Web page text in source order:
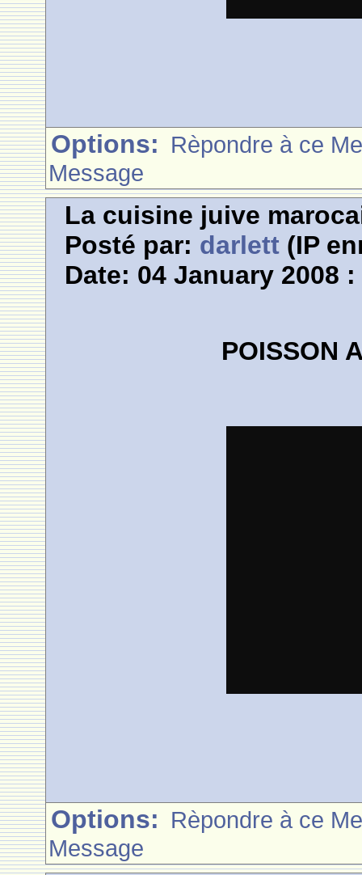
Options: Rèpondre à ce
Message
La cuisine juive
Posté par: darlett (IP
Date: 04 January 2008 :
POISSON
Options: Rèpondre à ce
Message